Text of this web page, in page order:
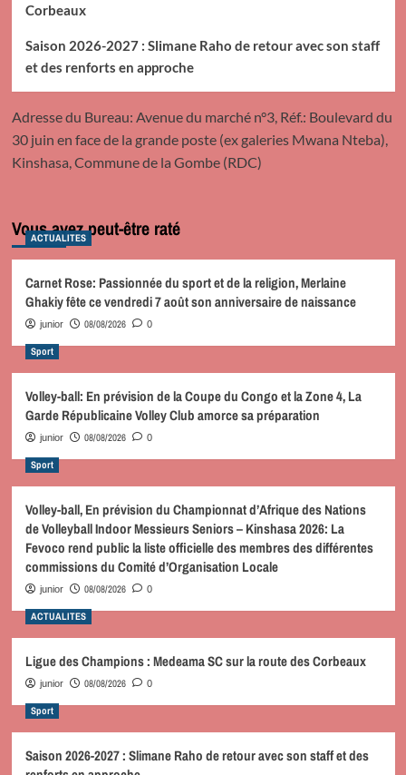
Corbeaux
Saison 2026-2027 : Slimane Raho de retour avec son staff
et des renforts en approche
Adresse du Bureau: Avenue du marché n°3, Réf.: Boulevard du
30 juin en face de la grande poste (ex galeries Mwana Nteba),
Kinshasa, Commune de la Gombe (RDC)
Vous avez peut-être raté
ACTUALITES
Carnet Rose: Passionnée du sport et de la religion, Merlaine
Ghakiy fête ce vendredi 7 août son anniversaire de naissance
junior 08/08/2026 0
Sport
Volley-ball: En prévision de la Coupe du Congo et la Zone 4, La
Garde Républicaine Volley Club amorce sa préparation
junior 08/08/2026 0
Sport
Volley-ball, En prévision du Championnat d’Afrique des Nations
de Volleyball Indoor Messieurs Seniors – Kinshasa 2026: La
Fevoco rend public la liste officielle des membres des différentes
commissions du Comité d’Organisation Locale
junior 08/08/2026 0
ACTUALITES
Ligue des Champions : Medeama SC sur la route des Corbeaux
junior 08/08/2026 0
Sport
Saison 2026-2027 : Slimane Raho de retour avec son staff et des